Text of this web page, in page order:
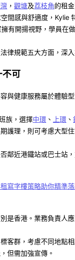
， 觀塘及荔枝角的租
間感與舒適度， Kylie
有開揚視野，學員在
律規範五大方面，深
不可
與健康服務屬於體驗
族，選擇中環 、 上環 、
護理，則可考慮大型
否鄰近港鐵站或巴士站
寫字樓策略助你精準
是香港。業務負責人
客群，考慮不同地點
但需加強宣傳。